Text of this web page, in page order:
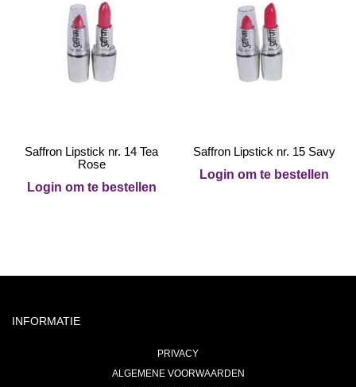
Saffron Lipstick nr. 14 Tea
Rose
Login om te bestellen
Saffron Lipstick nr. 15 Savy
Login om te bestellen
INFORMATIE
PRIVACY
ALGEMENE VOORWAARDEN